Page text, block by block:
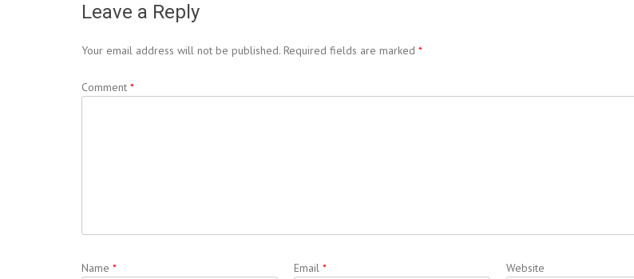
Leave a Reply
Your email address will not be published. Required fields are marked *
Comment *
Name * Email * Website